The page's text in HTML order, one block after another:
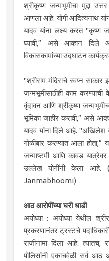
श्रीकृष्ण जन्मभूमीचा मुद्दा
आणला आहे. योगी आदित्यनाथ
यादव यांना लक्ष्य करत "कृष्ण
घ्यावी,” असे आव्हान दिले
विकासकामांच्या उद्घाटन
"श्रीराम मंदिराचे स्वप्न
जन्मभूमीसाठीही काम
वृंदावन आणि श्रीकृष्ण
भूमिका जाहीर करावी,” असे
यादव यांना दिले आहे. "अखिलेश
गोळीबार करण्यात आला
जन्माष्टमी आणि कावड यात्रेवर
उल्लेख योगींनी केला आहे.
Janmabhoomi)
आठ आरोपींच्या घरी धाडी
अयोध्या : अयोध्या येथील
प्रकरणानंतर ट्रस्टचे
राजीनामा दिला आहे. त्यातच,
पोलिसांनी एकाचवेळी सर्व आठ